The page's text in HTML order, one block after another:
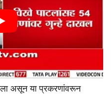
असून या प्रकरणांवरून